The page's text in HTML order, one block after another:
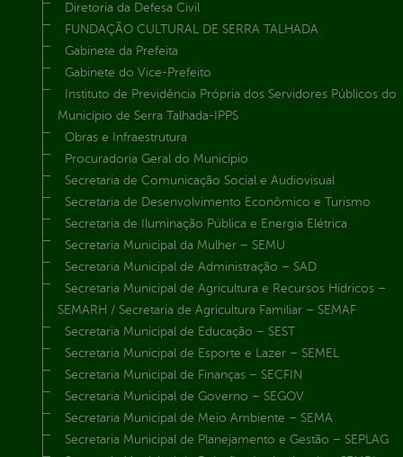
Diretoria da Defesa Civil
FUNDAÇÃO CULTURAL DE SERRA TALHADA
Gabinete da Prefeita
Gabinete do Vice-Prefeito
Instituto de Previdência Própria dos Servidores Públicos do
Município de Serra Talhada-IPPS
Obras e Infraestrutura
Procuradoria Geral do Município
Secretaria de Comunicação Social e Audiovisual
Secretaria de Desenvolvimento Econômico e Turismo
Secretaria de Iluminação Pública e Energia Elétrica
Secretaria Municipal da Mulher – SEMU
Secretaria Municipal de Administração – SAD
Secretaria Municipal de Agricultura e Recursos Hídricos –
SEMARH / Secretaria de Agricultura Familiar – SEMAF
Secretaria Municipal de Educação – SEST
Secretaria Municipal de Esporte e Lazer – SEMEL
Secretaria Municipal de Finanças – SECFIN
Secretaria Municipal de Governo – SEGOV
Secretaria Municipal de Meio Ambiente – SEMA
Secretaria Municipal de Planejamento e Gestão – SEPLAG